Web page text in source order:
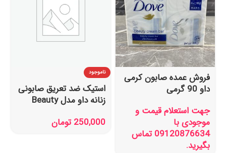
فروش عمده صابون کرمی
داو 90 گرمی
جهت استعلام قیمت و
موجودی با
09120876634 تماس
بگیرید.
ناموجود
استیک ضد تعریق صابونی
زنانه داو مدل Beauty
250,000 تومان